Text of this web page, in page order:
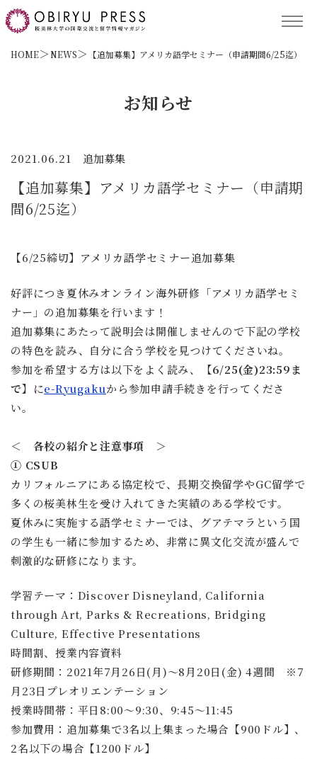
TOP
サポート
HOME NEWS 【追加募集】アメリカ語学セミナー（申請期間6/25迄）
お知らせ
2021.06.21 追加募集
【追加募集】アメリカ語学セミナー（申請期
間6/25迄）
【6/25締切】アメリカ語学セミナー追加募集
好評につき夏休みオンライン海外研修「アメリカ語学セミ
ナー」の追加募集を行います！
追加募集にあたって説明会は開催しませんので下記の学校
の特色を読み、自分に合う学校を見つけてくださいね。
参加を希望する方は以下をよく読み、
【6/25(金)23:59ま
で】 にe-Ryugakuから参加申請手続きを行ってくださ
い。
＜ 各校の紹介と注意事項 ＞
① CSUB
カリフォルニアにある協定校で、長期交換留学やGC留学で
多くの桜美林生を受け入れてきた実績のある学校です。
夏休みに実施する語学セミナーでは、グアテマラという国
の学生も一緒に参加するため、非常に異文化交流が盛んで
刺激的な研修になります。
学習テーマ：Discover Disneyland, California
through Art, Parks & Recreations, Bridging
Culture, Effective Presentations
時間割、授業内容資料
研修期間：2021年7月26日(月)～8月20日(金) 4週間 ※7
月23日プレオリエンテーション
授業時間帯：平日8:00～9:30、9:45～11:45
参加費用：追加募集で3名以上集まった場合【900ドル】、
2名以下の場合【1200ドル】